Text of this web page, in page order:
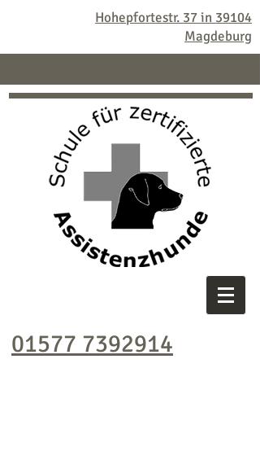
Hohepfortestr. 37 in 39104
Magdeburg
01577 7392914